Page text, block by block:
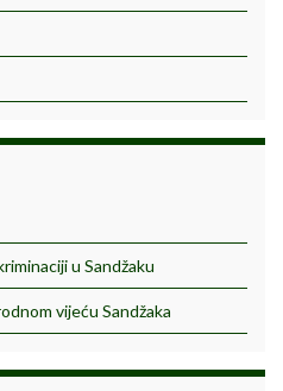
u Sandžaku
vijeću Sandžaka